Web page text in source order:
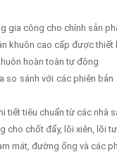
gia công cho chính sản
khuôn cao cấp được thiết
hoàn toàn tự động
so sánh với các phiên bản
tiết tiêu chuẩn từ các nhà
cho chốt đẩy, lõi xiên, lõi
mát, đường ống và các